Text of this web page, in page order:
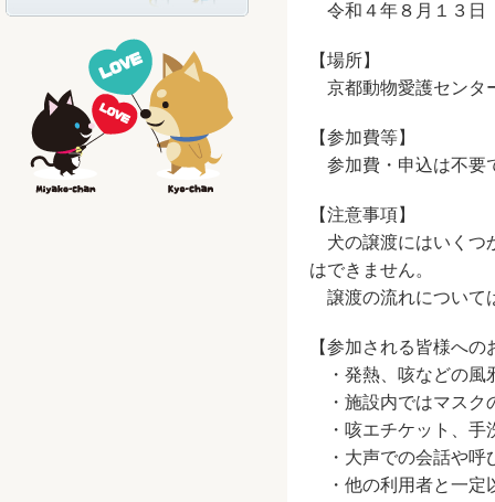
令和４年８月１３日
【場所】
京都動物愛護センタ
【参加費等】
参加費・申込は不要
【注意事項】
犬の譲渡にはいくつ
はできません。
譲渡の流れについて
【参加される皆様への
・発熱、咳などの風
・施設内ではマスク
・咳エチケット、手
・大声での会話や呼
・他の利用者と一定